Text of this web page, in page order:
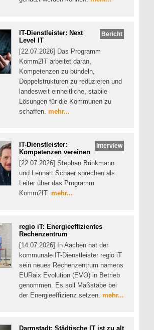
Bericht
IT-Dienstleister: Next
Level IT
[22.07.2026] Das Programm
Komm2IT arbeitet daran,
Kompetenzen zu bündeln,
Doppelstrukturen zu reduzieren und
landesweit einheitliche, stabile
Lösungen für die Kommunen zu
schaffen. mehr...
Interview
IT-Dienstleister:
Kompetenzen vereinen
[22.07.2026] Stephan Brinkmann
und Lennart Schaer sprechen als
Leiter über das Programm
Komm2IT. mehr...
regio iT: Energieeffizientes
Rechenzentrum
[14.07.2026] In Aachen hat der
kommunale IT-Dienstleister regio iT
sein neues Rechenzentrum namens
EURaix Evolution (EVO) in Betrieb
genommen. Es soll Maßstäbe bei
der Energieeffizienz setzen. mehr...
Darmstadt: Städtische IT ist zu alt